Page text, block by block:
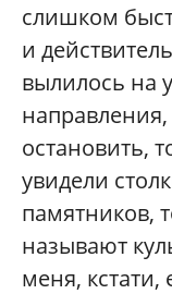
слишком
и
вылилось на
остановить,
увидели
памятников,
называют
меня,